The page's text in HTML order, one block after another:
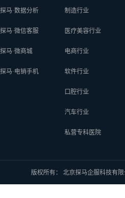
探马·数据分析
探马·微信客服
探马·微商城
探马·电销手机
制造行业
医疗美容行业
电商行业
软件行业
口腔行业
汽车行业
私营专科医院
版权所有： 北京探马企服科技有限